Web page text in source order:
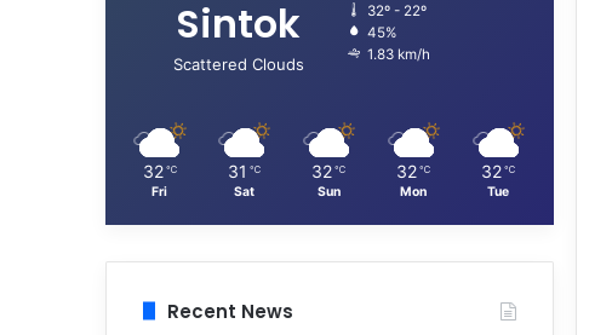
Sintok
Scattered Clouds
32º - 22º
45%
1.83 km/h
32 ℃
Fri
31 ℃
Sat
32 ℃
Sun
32 ℃
Mon
32 ℃
Tue
Recent News